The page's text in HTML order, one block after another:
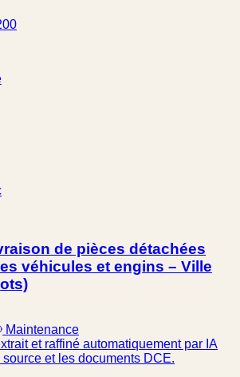
de pièces détachées
véhicules et engins – Ville
Maintenance
et raffiné automatiquement par IA
et les documents DCE.